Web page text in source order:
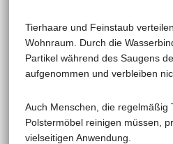
Tierhaare und Feinstaub
Wohnraum. Durch die
Partikel während des Saugens
aufgenommen und verbleiben
Auch Menschen, die regelmäßig
Polstermöbel reinigen müssen,
vielseitigen Anwendung.